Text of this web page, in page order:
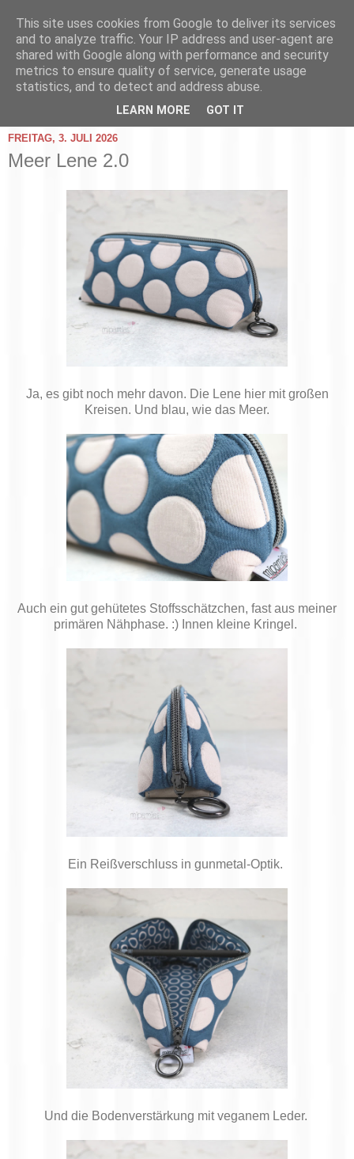
FREITAG, 3. JULI 2026
Meer Lene 2.0
Ja, es gibt noch mehr davon. Die Lene hier mit großen
Kreisen. Und blau, wie das Meer.
Auch ein gut gehütetes Stoffsschätzchen, fast aus meiner
primären Nähphase. :) Innen kleine Kringel.
Ein Reißverschluss in gunmetal-Optik.
Und die Bodenverstärkung mit veganem Leder.
This site uses cookies from Google to deliver its services
and to analyze traffic. Your IP address and user-agent are
shared with Google along with performance and security
metrics to ensure quality of service, generate usage
statistics, and to detect and address abuse.
LEARN MORE GOT IT